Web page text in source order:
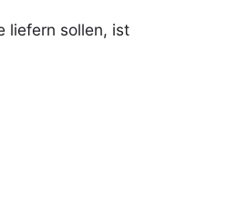
liefern sollen, ist